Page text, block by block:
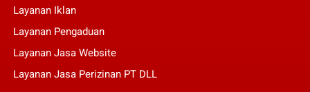
Layanan Iklan
Layanan Pengaduan
Layanan Jasa Website
Layanan Jasa Perizinan PT DLL